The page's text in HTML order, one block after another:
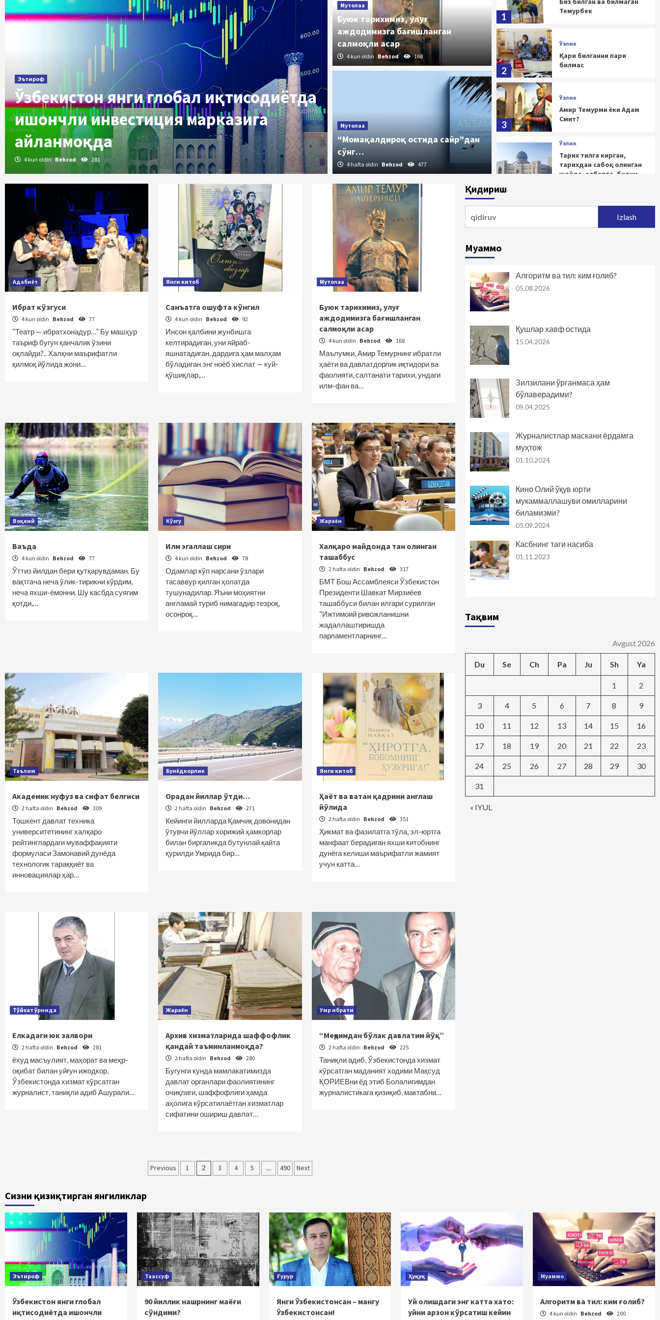
Эътироф
Ўзбекистон янги глобал иқтисодиётда
ишончли инвестиция марказига
айланмоқда
4 kun oldin Behzod 281
Таассуф
90 йиллик нашрнинг маёғи сўндими?
Мутолаа
Буюк тарихимиз, улуғ
аждодимизга бағишланган
салмоқли асар
4 kun oldin Behzod 168
Мутолаа
“Момақалдироқ остида сайр”дан
сўнг…
4 hafta oldin Behzod 477
1
Темурбек
2
Ўзлик
Қари билганни пари
билмас
3
Ўзлик
Амир Темурми ёки Адам
Смит?
Ўзлик
Тарих тилга кирган,
тарихдан сабоқ олинган
жойда, албатта, билим
Буюк Темур – Европа
1
2
Ўзлик
3
Ўзлик
Амир Темурми ёки Адам
4
Тарих тилга кирган,
Адабиёт
Ибрат кўзгуси
4 kun oldin Behzod 77
“Театр — ибратхонадур…” Бу машҳур
таъриф бугун қанчалик ўзини
оқлайди?.. Халқни маърифатли
қилмоқ йўлида жони…
Янги китоб
Санъатга ошуфта кўнгил
4 kun oldin Behzod 92
Инсон қалбини жунбишга
келтирадиган, уни яйраб-
яшнатадиган, дардига ҳам малҳам
бўладиган энг ноёб хислат — куй-
қўшиқлар,…
Мутолаа
Буюк тарихимиз, улуғ
аждодимизга бағишланган
салмоқли асар
4 kun oldin Behzod 168
Маълумки, Амир Темурнинг ибратли
ҳаёти ва давлатдорлик иқтидори ва
фаолияти, салтанати тарихи, ундаги
илм-фан ва…
Воқеий
Ваъда
4 kun oldin Behzod 77
Ўттиз йилдан бери қутқарувдаман. Бу
вақтгача неча ўлик-тирикни кўрдим,
неча яхши-ёмонни. Шу касбда суягим
қотди,…
Кўзгу
Илм эгаллаш сири
4 kun oldin Behzod 78
Одамлар кўп нарсани ўзлари
тасаввур қилган ҳолатда
тушунадилар. Яъни моҳиятни
англамай туриб нимагадир тезроқ,
осонроқ…
Жараён
Халқаро майдонда тан олинган
ташаббус
2 hafta oldin Behzod 317
БМТ Бош Ассамблеяси Ўзбекистон
Президенти Шавкат Мирзиёев
ташаббуси билан илгари сурилган
“Ижтимоий ривожланишни
жадаллаштиришда
парламентларнинг…
Таълим
Академик нуфуз ва сифат белгиси
2 hafta oldin Behzod 309
Тошкент давлат техника
университетининг халқаро
рейтинглардаги муваффақияти
формуласи Замонавий дунёда
технологик тараққиёт ва
инновациялар ҳар…
Бунёдкорлик
Орадан йиллар ўтди…
2 hafta oldin Behzod 271
Кейинги йилларда Қамчиқ довонидан
ўтувчи йўллар хорижий ҳамкорлар
билан биргаликда бутунлай қайта
қурилди Умрида бир…
Янги китоб
Ҳаёт ва ватан қадрини англаш
йўлида
2 hafta oldin Behzod 351
Ҳикмат ва фазилатга тўла, эл-юртга
манфаат берадиган яхши китобнинг
дунёга келиши маърифатли жамият
учун катта…
Тўйхат ўрнида
Елкадаги юк залвори
2 hafta oldin Behzod 281
ёхуд масъулият, маҳорат ва меҳр-
оқибат билан уйғун ижодкор,
Ўзбекистонда хизмат кўрсатган
журналист, таниқли адиб Ашурали…
Жараён
Архив хизматларида шаффофлик
қандай таъминланмоқда?
2 hafta oldin Behzod 280
Бугунги кунда мамлакатимизда
давлат органлари фаолиятининг
очиқлиги, шаффофлиги ҳамда
аҳолига кўрсатилаётган хизматлар
сифатини ошириш давлат…
Умр ибрати
“Меҳримдан бўлак давлатим йўқ”
2 hafta oldin Behzod 225
Таниқли адиб, Ўзбекистонда хизмат
кўрсатган маданият ходими Мақсуд
ҚОРИЕВни ёд этиб Болалигимдан
журналистикага қизиқиб, мактабни…
Maqolalar
Previous 1 2 3 4 5 … 490 Next
Қидириш
Муаммо
Алгоритм ва тил: ким ғолиб?
05.08.2026
Қушлар хавф остида
15.04.2026
Зилзилани ўрганмаса ҳам
бўлаверадими?
09.04.2025
Журналистлар маскани ёрдамга
муҳтож
01.10.2024
Кино Олий ўқув юрти
мукаммаллашуви омилларини
биламизми?
05.09.2024
Касбнинг таги насиба
01.11.2023
Тақвим
Avgust 2026
Du Se Ch Pa Ju Sh Ya
« IYUL
1 2
3 4 5 6 7 8 9
10 11 12 13 14 15 16
17 18 19 20 21 22 23
24 25 26 27 28 29 30
31
Сизни қизиқтирган янгиликлар
Эътироф
Ўзбекистон янги глобал
иқтисодиётда ишончли
Таассуф
90 йиллик нашрнинг маёғи
сўндими?
Ғурур
Янги Ўзбекистонсан – мангу
Ўзбекистонсан!
Ҳуқуқ
Уй олишдаги энг катта хато:
уйни арзон кўрсатиш кейин
Муаммо
Алгоритм ва тил: ким ғолиб?
4 kun oldin Behzod 200